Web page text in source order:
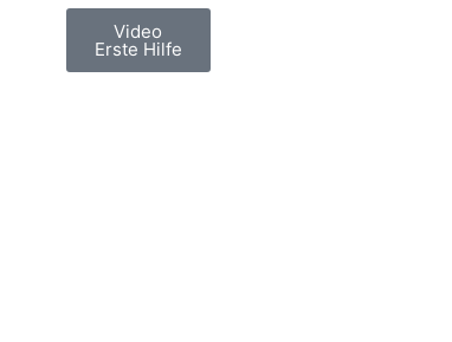
Video
Erste Hilfe